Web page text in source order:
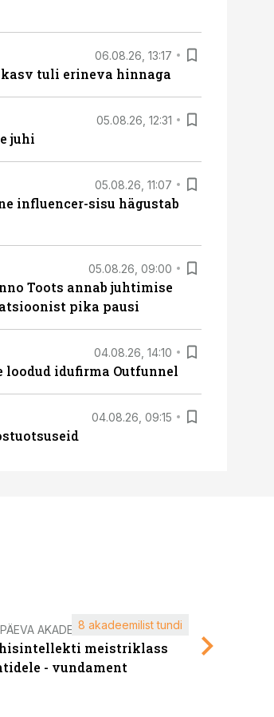
06.08.26, 13:17
tuli erineva hinnaga
05.08.26, 12:31
juhi
05.08.26, 11:07
influencer-sisu hägustab
05.08.26, 09:00
Toots annab juhtimise
pika pausi
04.08.26, 14:10
idufirma Outfunnel
04.08.26, 09:15
AKADEEMIA
meistriklass
- vundament
8 akadeemilist tundi